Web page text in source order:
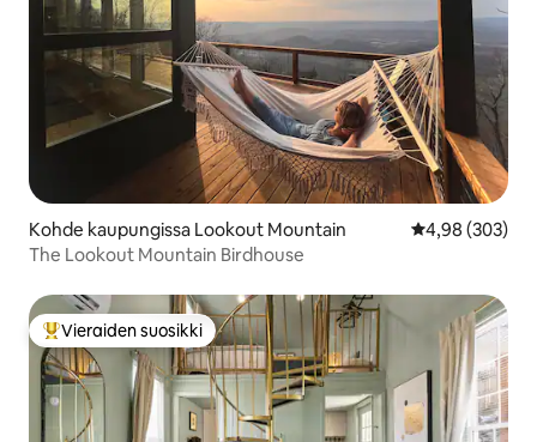
Kohde kaupungissa Lookout Mountain
4,98 (303)
The Lookout Mountain Birdhouse
Vieraiden suosikkien parhaimmistoa
Vieraiden suosikki